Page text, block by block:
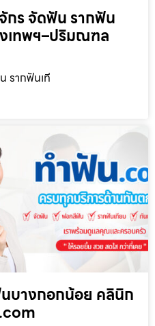
ร จัดฟัน รากฟัน
เทพฯ–ปริมณฑล
รากฟันเที
บางกอกน้อย คลินิก